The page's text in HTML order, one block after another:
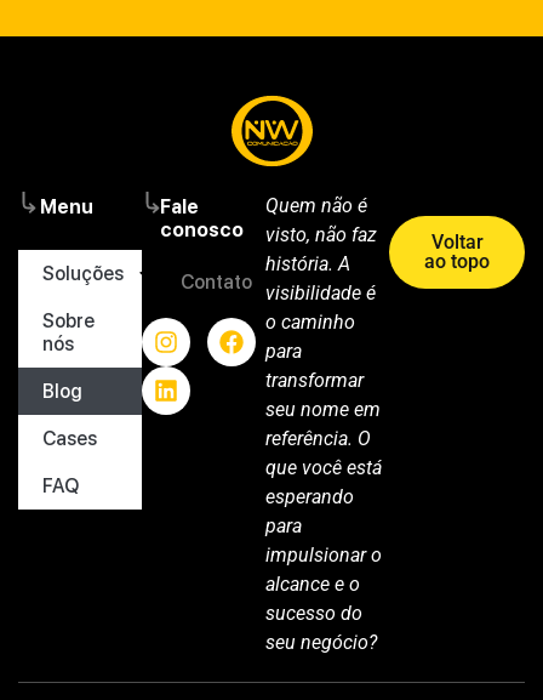
Menu
Soluções
Sobre
nós
Blog
Cases
FAQ
Fale
conosco
Contato
Quem não é
visto, não faz
história. A
visibilidade é
o caminho
para
transformar
seu nome em
referência. O
que você está
esperando
para
impulsionar o
alcance e o
sucesso do
seu negócio?
Voltar
ao topo